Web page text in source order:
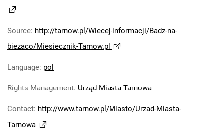
Source: http://tarnow.pl/Wiecej-informacji/Badz-na-
biezaco/Miesiecznik-Tarnow.pl
Language: pol
Rights Management: Urząd Miasta Tarnowa
Contact: http://www.tarnow.pl/Miasto/Urzad-Miasta-
Tarnowa